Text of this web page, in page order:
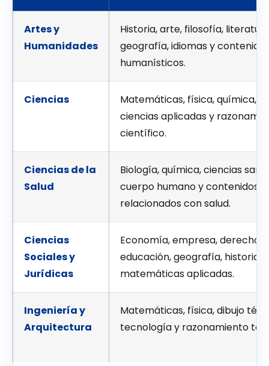
Artes y
Humanidades
Historia, arte, filosofía,
geografía, idiomas y
humanísticos.
Ciencias
Matemáticas, física, química,
ciencias aplicadas y
científico.
Ciencias de la
Salud
Biología, química, ciencias
cuerpo humano y contenidos
relacionados con salud.
Ciencias
Sociales y
Jurídicas
Economía, empresa, derecho,
educación, geografía, historia y
matemáticas aplicadas.
Ingeniería y
Arquitectura
Matemáticas, física, dibujo
tecnología y razonamiento